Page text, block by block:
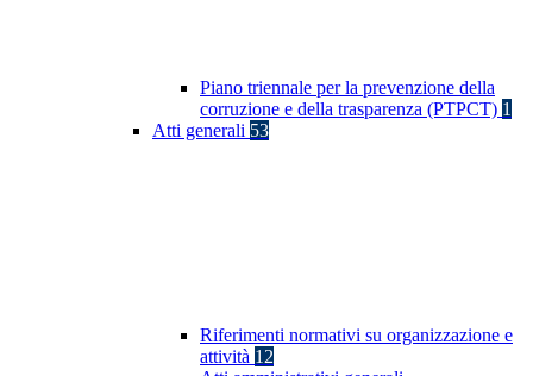
Piano triennale per la prevenzione della
corruzione e della trasparenza (PTPCT) 1
Atti generali 53
Riferimenti normativi su organizzazione e
attività 12